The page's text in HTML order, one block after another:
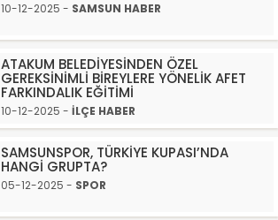
10-12-2025 - SAMSUN HABER
ATAKUM BELEDİYESİNDEN ÖZEL
GEREKSİNİMLİ BİREYLERE YÖNELİK AFET
FARKINDALIK EĞİTİMİ
10-12-2025 - İLÇE HABER
SAMSUNSPOR, TÜRKİYE KUPASI’NDA
HANGİ GRUPTA?
05-12-2025 - SPOR